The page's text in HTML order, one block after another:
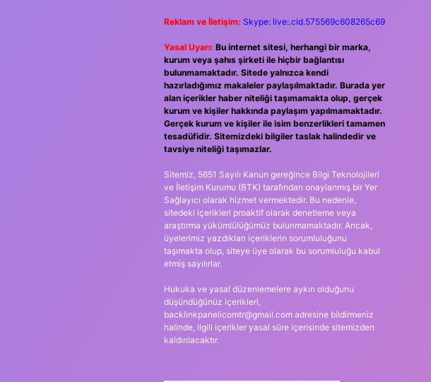
Reklam ve İletişim: Skype: live:.cid.575569c608265c69
Yasal Uyarı: Bu internet sitesi, herhangi bir marka,
kurum veya şahıs şirketi ile hiçbir bağlantısı
bulunmamaktadır. Sitede yalnızca kendi
hazırladığımız makaleler paylaşılmaktadır. Burada yer
alan içerikler haber niteliği taşımamakta olup, gerçek
kurum ve kişiler hakkında paylaşım yapılmamaktadır.
Gerçek kurum ve kişiler ile isim benzerlikleri tamamen
tesadüfidir. Sitemizdeki bilgiler taslak halindedir ve
tavsiye niteliği taşımazlar.
Sitemiz, 5651 Sayılı Kanun gereğince Bilgi Teknolojileri
ve İletişim Kurumu (BTK) tarafından onaylanmış bir Yer
Sağlayıcı olarak hizmet vermektedir. Bu nedenle,
sitedeki içerikleri proaktif olarak denetleme veya
araştırma yükümlülüğümüz bulunmamaktadır. Ancak,
üyelerimiz yazdıkları içeriklerin sorumluluğunu
taşımakta olup, siteye üye olarak bu sorumluluğu kabul
etmiş sayılırlar.
Hukuka ve yasal düzenlemelere aykırı olduğunu
düşündüğünüz içerikleri,
backlinkpanelicomtr@gmail.comadresine bildirmeniz
halinde, ilgili içerikler yasal süre içerisinde sitemizden
kaldırılacaktır.